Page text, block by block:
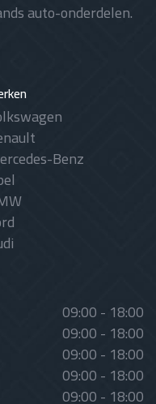
auto-onderdelen.
Benz
09:00 - 18:00
09:00 - 18:00
09:00 - 18:00
09:00 - 18:00
09:00 - 18:00